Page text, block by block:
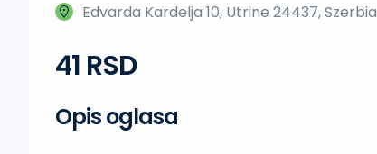
Edvarda Kardelja 10, Utrine 24437, Szerbia
41 RSD
Opis oglasa